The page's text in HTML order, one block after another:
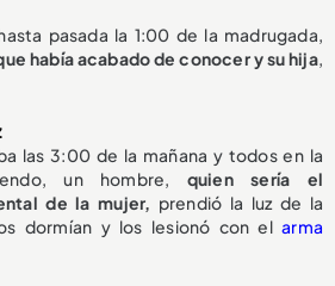
pasada la 1:00 de la madrugada,
había acabado de conocer y su hija,
las 3:00 de la mañana y todos en la
un hombre, quien sería el
de la mujer, prendió la luz de la
dormían y los lesionó con elarma